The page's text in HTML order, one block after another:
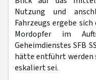
Nutzung und
Fahrzeugs ergebe
Mordopfer im
Geheimdienstes SFB
hätte entführt werden
eskaliert sei.